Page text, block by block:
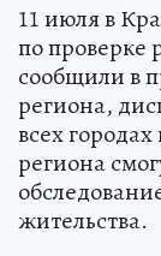
11 июля в
по проверке
сообщили в
региона,
всех
региона
жительства.